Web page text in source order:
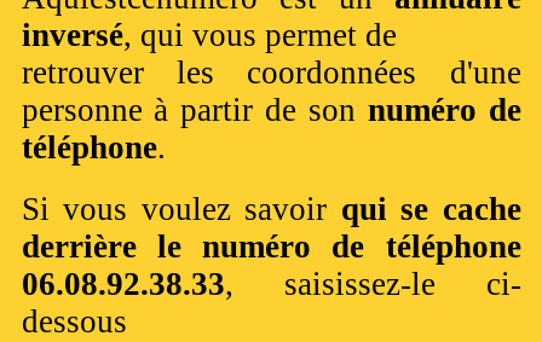
inversé, qui vous permet de
retrouver les coordonnées d'une
personne à partir de son numéro de
téléphone.
Si vous voulez savoir qui se cache
derrière le numéro de téléphone
06.08.92.38.33, saisissez-le ci-
dessous